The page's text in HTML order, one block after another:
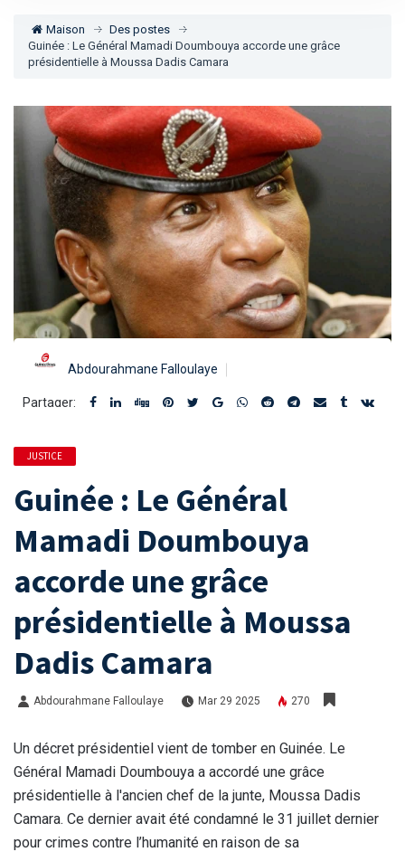
Maison
Des postes
Guinée : Le Général Mamadi Doumbouya accorde une grâce
présidentielle à Moussa Dadis Camara
Abdourahmane Falloulaye
Partager:
JUSTICE
Guinée : Le Général
Mamadi Doumbouya
accorde une grâce
présidentielle à Moussa
Dadis Camara
Abdourahmane Falloulaye Mar 29 2025 270
Un décret présidentiel vient de tomber en Guinée. Le
Général Mamadi Doumbouya a accordé une grâce
présidentielle à l'ancien chef de la junte, Moussa Dadis
Camara. Ce dernier avait été condamné le 31 juillet dernier
pour crimes contre l’humanité en raison de sa